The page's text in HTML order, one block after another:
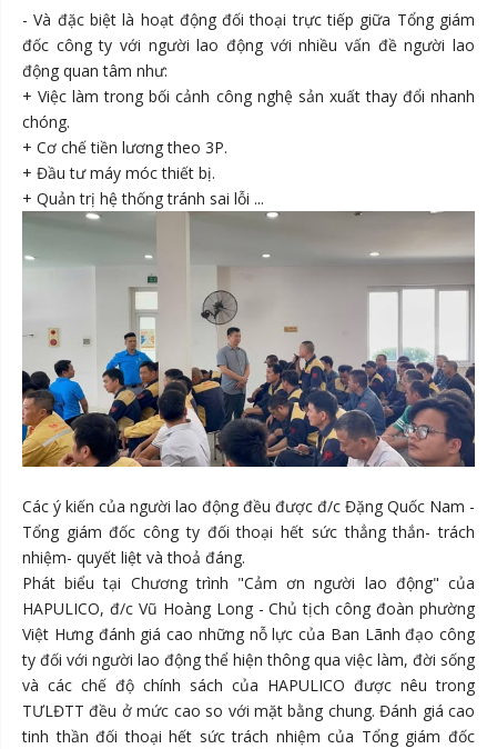
- Và đặc biệt là hoạt động đối thoại trực tiếp giữa Tổng giám
đốc công ty với người lao động với nhiều vấn đề người lao
động quan tâm như:
+ Việc làm trong bối cảnh công nghệ sản xuất thay đổi nhanh
chóng.
+ Cơ chế tiền lương theo 3P.
+ Đầu tư máy móc thiết bị.
+ Quản trị hệ thống tránh sai lỗi ...
Các ý kiến của người lao động đều được đ/c Đặng Quốc Nam -
Tổng giám đốc công ty đối thoại hết sức thẳng thắn- trách
nhiệm- quyết liệt và thoả đáng.
Phát biểu tại Chương trình "Cảm ơn người lao động" của
HAPULICO, đ/c Vũ Hoàng Long - Chủ tịch công đoàn phường
Việt Hưng đánh giá cao những nỗ lực của Ban Lãnh đạo công
ty đối với người lao động thể hiện thông qua việc làm, đời sống
và các chế độ chính sách của HAPULICO được nêu trong
TƯLĐTT đều ở mức cao so với mặt bằng chung. Đánh giá cao
tinh thần đối thoại hết sức trách nhiệm của Tổng giám đốc